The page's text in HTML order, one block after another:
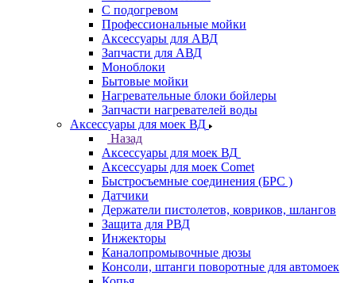
С подогревом
Профессиональные мойки
Аксессуары для АВД
Запчасти для АВД
Моноблоки
Бытовые мойки
Нагревательные блоки бойлеры
Запчасти нагревателей воды
Аксессуары для моек ВД
Назад
Аксессуары для моек ВД
Аксессуары для моек Comet
Быстросъемные соединения (БРС )
Датчики
Держатели пистолетов, ковриков, шлангов
Защита для РВД
Инжекторы
Каналопромывочные дюзы
Консоли, штанги поворотные для автомоек